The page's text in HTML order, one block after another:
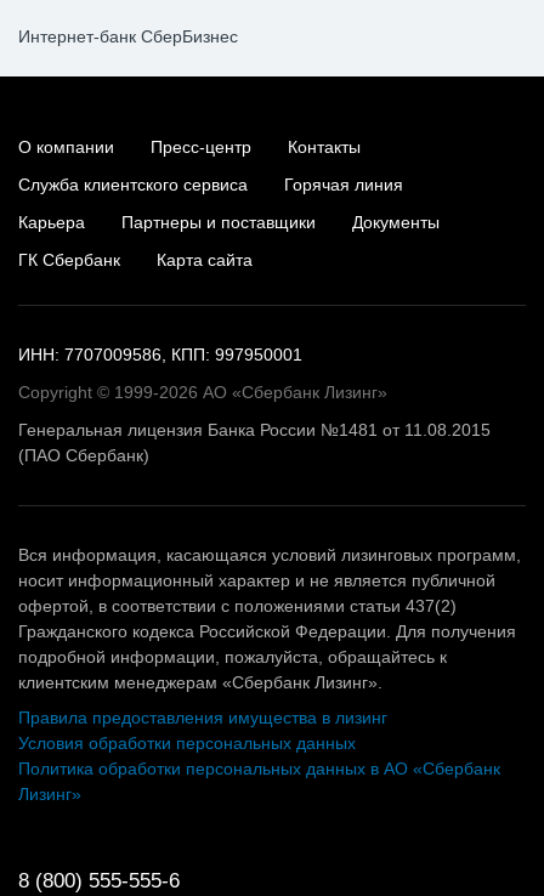
Интернет-банк СберБизнес
О компании Пресс-центр
Контакты
Служба клиентского сервиса
Горячая линия
Карьера
Партнеры и поставщики
Документы
ГК Сбербанк
Карта сайта
ИНН: 7707009586, КПП: 997950001
Copyright © 1999-2026 АО «Сбербанк Лизинг»
Генеральная лицензия Банка России №1481 от 11.08.2015
(ПАО Сбербанк)
Вся информация, касающаяся условий лизинговых программ,
носит информационный характер и не является публичной
офертой, в соответствии с положениями статьи 437(2)
Гражданского кодекса Российской Федерации. Для получения
подробной информации, пожалуйста, обращайтесь к
клиентским менеджерам «Сбербанк Лизинг».
Правила предоставления имущества в лизинг
Условия обработки персональных данных
Политика обработки персональных данных в АО «Сбербанк
Лизинг»
8 (800) 555-555-6